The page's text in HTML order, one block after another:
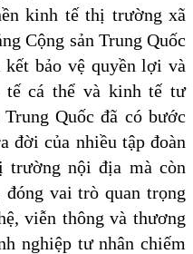
kinh tế thị trường xã
Cộng sản Trung Quốc
bảo vệ quyền lợi và
cá thể và kinh tế tư
Quốc đã có bước
đời của nhiều tập đoàn
nội địa mà còn
vai trò quan trọng
viễn thông và thương
nghiệp tư nhân chiếm